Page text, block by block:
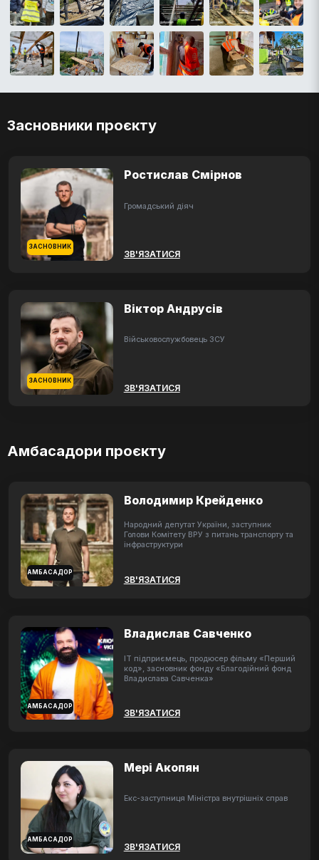
Засновники проєкту
ЗАСНОВНИК
Ростислав Смірнов
Громадський діяч
ЗВ'ЯЗАТИСЯ
ЗАСНОВНИК
Віктор Андрусів
Військовослужбовець ЗСУ
ЗВ'ЯЗАТИСЯ
Амбасадори проєкту
АМБАСАДОР
Володимир Крейденко
Народний депутат України, заступник
Голови Комітету ВРУ з питань транспорту та
інфраструктури
ЗВ'ЯЗАТИСЯ
АМБАСАДОР
Владислав Савченко
ІТ підприємець, продюсер фільму «Перший
код», засновник фонду «Благодійний фонд
Владислава Савченка»
ЗВ'ЯЗАТИСЯ
АМБАСАДОР
Мері Акопян
Екс-заступниця Міністра внутрішніх справ
ЗВ'ЯЗАТИСЯ